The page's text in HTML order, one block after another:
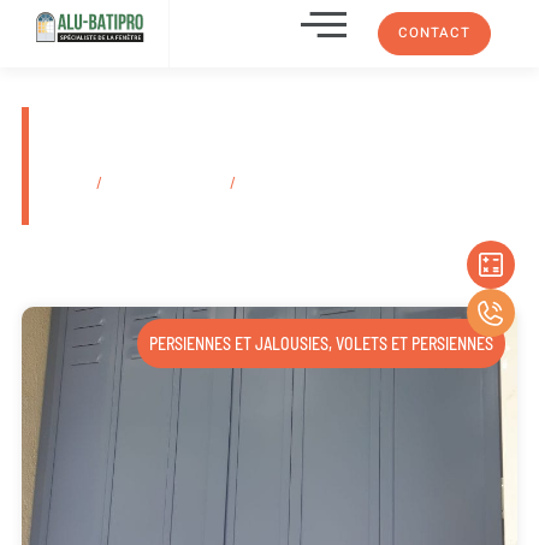
CONTACT
/ /
PERSIENNES ET JALOUSIES,VOLETS ET PERSIENNES